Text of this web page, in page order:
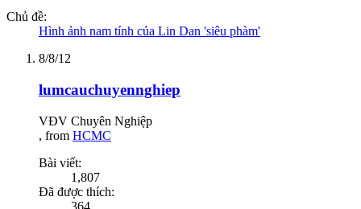
Chủ đề:
Hình ảnh nam tính của Lin Dan 'siêu phàm'
8/8/12
lumcauchuyennghiep
VĐV Chuyên Nghiệp
, from HCMC
Bài viết:
1,807
Đã được thích:
364